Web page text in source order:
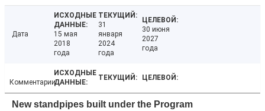
Дата
15 мая
2018
года
31
января
2024
года
30 июня
2027
года
Комментарии
New standpipes built under the Program